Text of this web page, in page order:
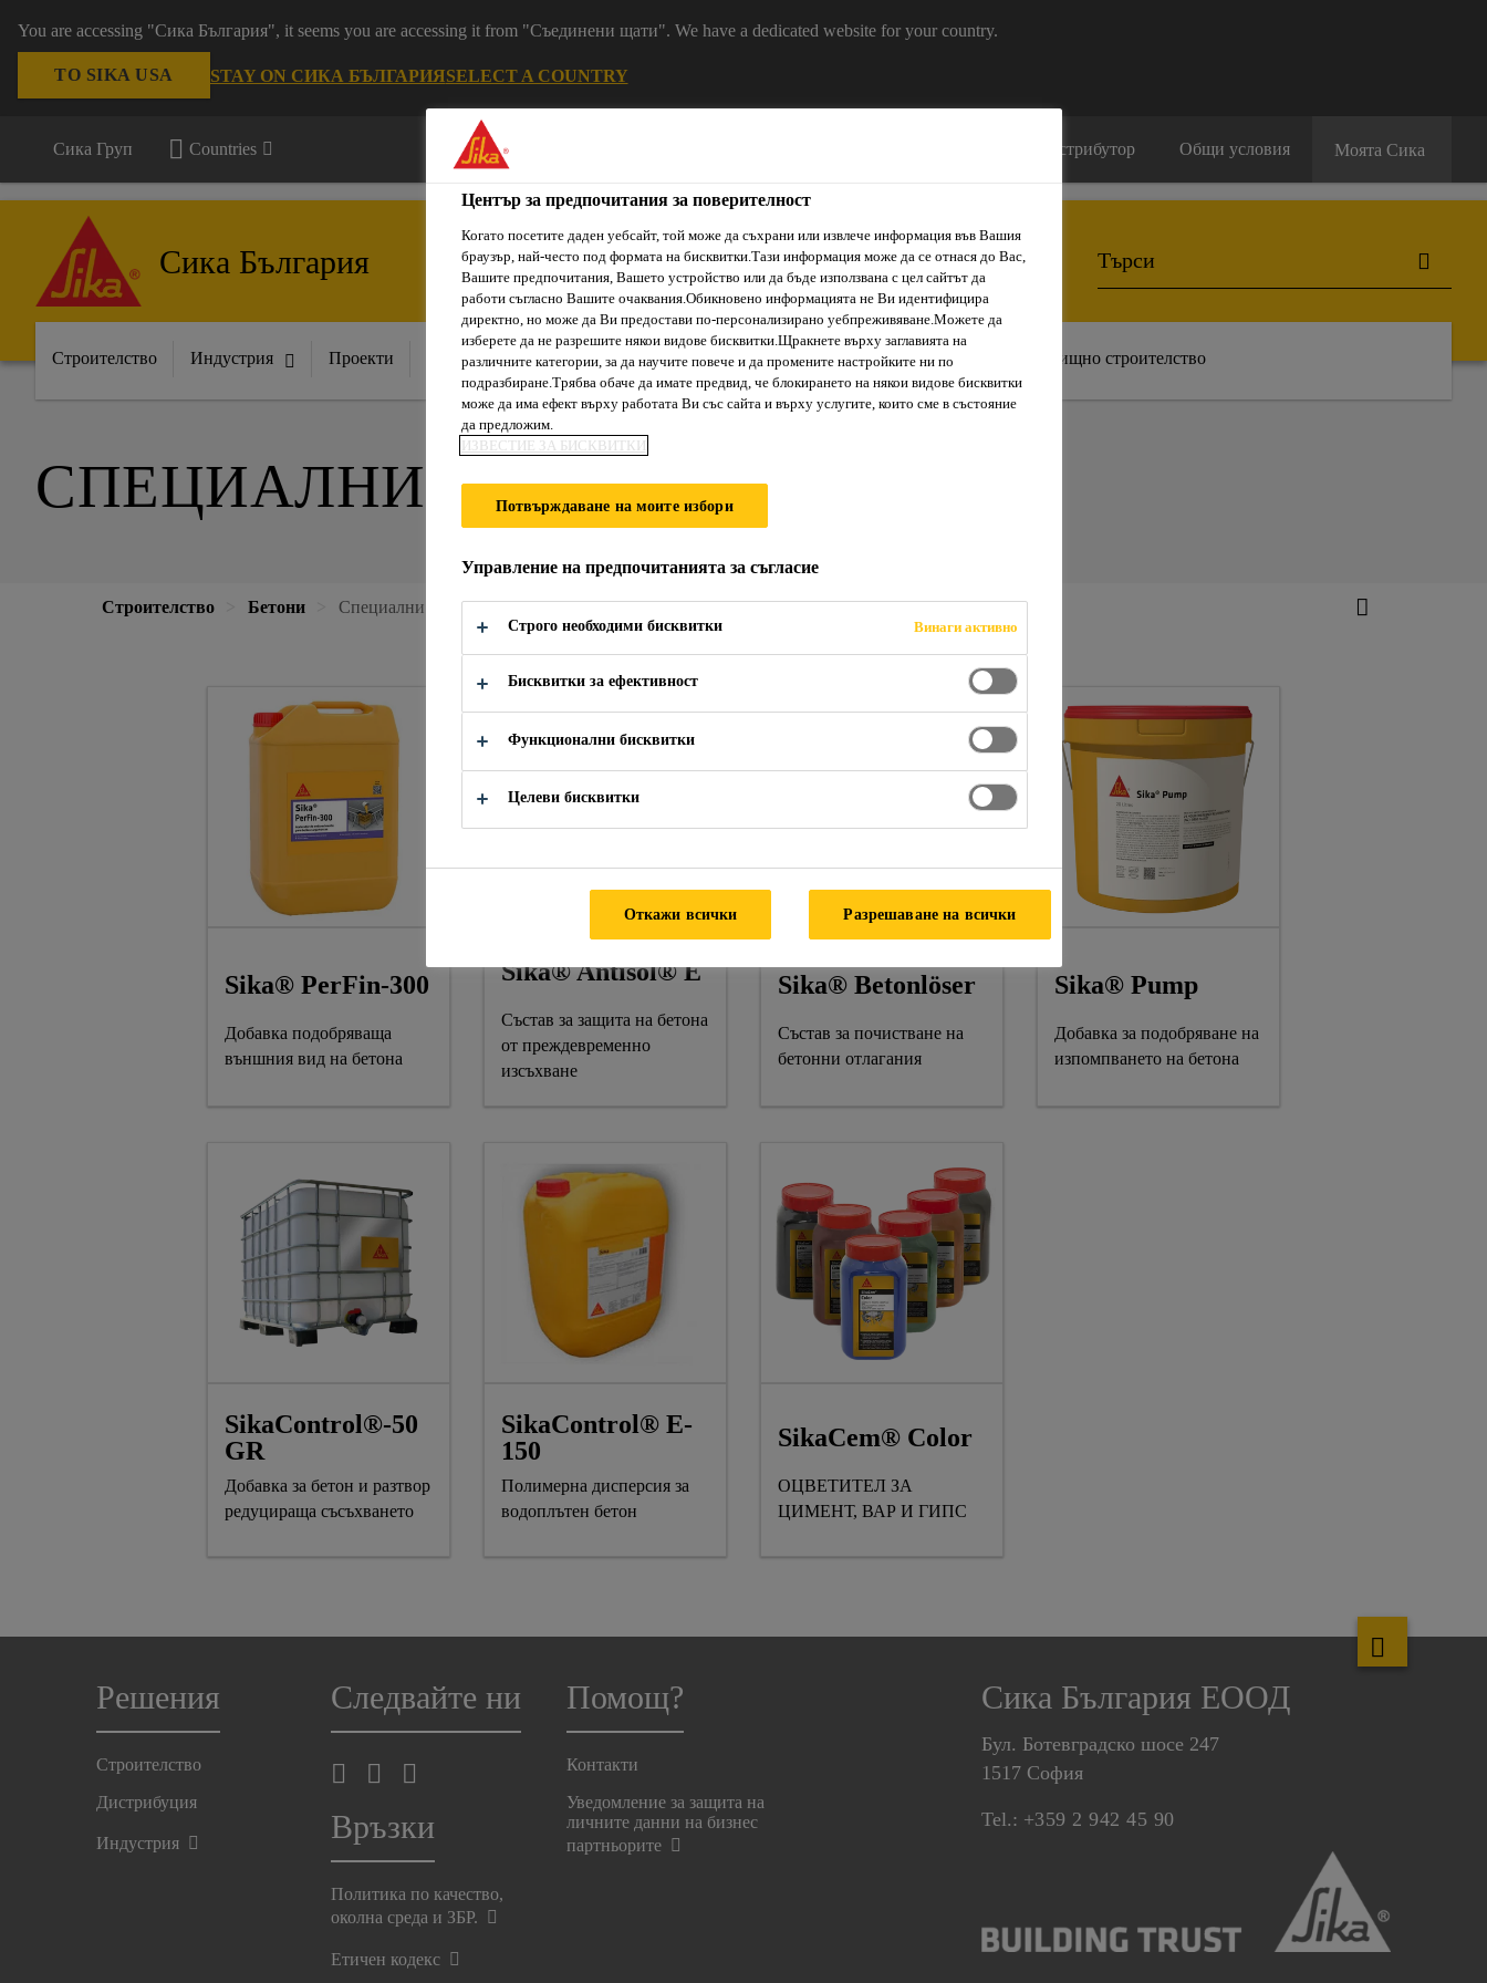
You are accessing "Сика България", it seems you are accessing it from "Съединени щати". We have a dedicated website for your country.
TO SIKA USA STAY ON СИКА БЪЛГАРИЯSELECT A COUNTRY
Сика Груп Countries Намери дистрибутор Общи условия Моята Сика
Сика България
Строителство Индустрия Проекти Документи & Ресурси Услуги и Обучения За нас Сика Каталог Жилищно строителство
СПЕЦИАЛНИ ДОБАВКИ
Строителство Бетони Специални добавки
Sika® PerFin-300
Добавка подобряваща
външния вид на бетона
Sika® Antisol® E
Състав за защита на бетона
от преждевременно
изсъхване
Sika® Betonlöser
Състав за почистване на
бетонни отлагания
Sika® Pump
Добавка за подобряване на
изпомпването на бетона
SikaControl®-50
GR
Добавка за бетон и разтвор
редуцираща съсъхването
SikaControl® E-
150
Полимерна дисперсия за
водоплътен бетон
SikaCem® Color
ОЦВЕТИТЕЛ ЗА
ЦИМЕНТ, ВАР И ГИПС
Решения
Строителство
Дистрибуция
Индустрия
Следвайте ни
Връзки
Политика по качество,
околна среда и ЗБР.
Етичен кодекс
Помощ?
Контакти
Уведомление за защита на
личните данни на бизнес
партньорите
Сика България ЕООД
Бул. Ботевградско шосе 247
1517 София
Tel.: +359 2 942 45 90
Център за предпочитания за поверителност
Когато посетите даден уебсайт, той може да съхрани или извлече информация във Вашия
браузър, най-често под формата на бисквитки.Тази информация може да се отнася до Вас,
Вашите предпочитания, Вашето устройство или да бъде използвана с цел сайтът да
работи съгласно Вашите очаквания.Обикновено информацията не Ви идентифицира
директно, но може да Ви предостави по-персонализирано уебпреживяване.Можете да
изберете да не разрешите някои видове бисквитки.Щракнете върху заглавията на
различните категории, за да научите повече и да промените настройките ни по
подразбиране.Трябва обаче да имате предвид, че блокирането на някои видове бисквитки
може да има ефект върху работата Ви със сайта и върху услугите, които сме в състояние
да предложим.
ИЗВЕСТИЕ ЗА БИСКВИТКИ
Потвърждаване на моите избори
Управление на предпочитанията за съгласие
Строго необходими бисквитки Винаги активно
Бисквитки за ефективност
Функционални бисквитки
Целеви бисквитки
Откажи всички Разрешаване на всички